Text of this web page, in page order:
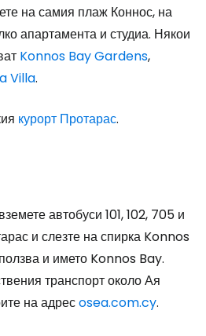
на самия плаж Коннос, на
апартамента и студиа. Някои
Konnos Bay Gardens,
Villa.
курорт Протарас.
автобуси 101, 102, 705 и
и слезте на спирка Konnos
и името Konnos Bay.
транспорт около Ая
на адресosea.com.cy.